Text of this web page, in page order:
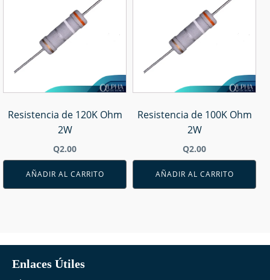
Resistencia de 120K Ohm
2W
Q2.00
AÑADIR AL CARRITO
Resistencia de 100K Ohm
2W
Q2.00
AÑADIR AL CARRITO
Enlaces Útiles